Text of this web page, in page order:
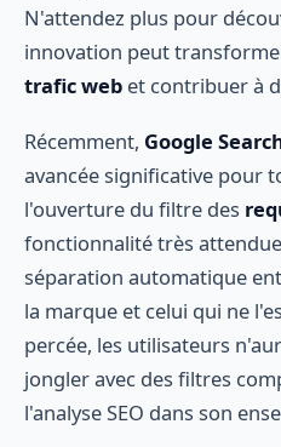
N'attendez plus pour
innovation peut
trafic web et contribuer à
Récemment, Google
avancée significative pour
l'ouverture du filtre des
fonctionnalité très
séparation automatique
la marque et celui qui ne
percée, les utilisateurs
jongler avec des filtres
l'analyse SEO dans son